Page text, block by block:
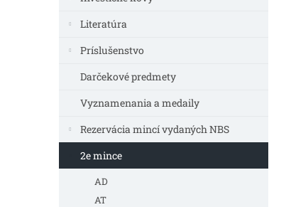
Literatúra
Príslušenstvo
Darčekové predmety
Vyznamenania a medaily
Rezervácia mincí vydaných NBS
2e mince
AD
AT